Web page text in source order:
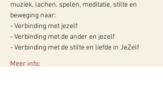
muziek, lachen, spelen, meditatie, stilte en
beweging naar:
- Verbinding met jezelf
- Verbinding met de ander en jezelf
- Verbinding met de stilte en liefde in JeZelf
Meer info: